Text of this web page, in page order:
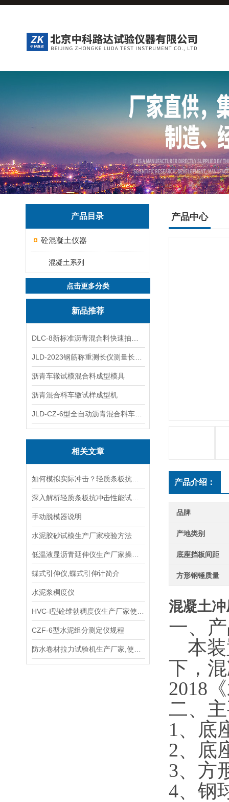
产品目录
砼混凝土仪器
混凝土系列
点击更多分类
新品推荐
沥青车辙试模混合料成型模具
沥青混合料车辙试样成型机
相关文章
手动脱模器说明
水泥胶砂试模生产厂家校验方法
蝶式引伸仪,蝶式引伸计简介
水泥浆稠度仪
CZF-6型水泥组分测定仪规程
产品中心
产品介绍：
品牌
产地类别
底座挡板间距
方形钢锤质量
混凝土
一、
本
下，
2018
二、
1、 底
2、 底
3、 方
4、 钢